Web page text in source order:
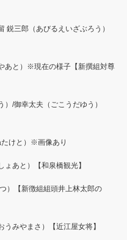
鋭三郎（あびるえいざぶろう）
あと）※現在の様子【新撰組対尊
）/御幸太夫（ごこうだゆう）
たけと）※画像あり
ょあと）【和泉橋観光】
）【新徴組組頭井上林太郎の
うみやまさ）【近江屋女将】